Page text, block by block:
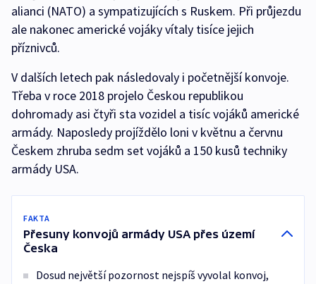
alianci (NATO) a sympatizujících s Ruskem. Při průjezdu
ale nakonec americké vojáky vítaly tisíce jejich
příznivců.
V dalších letech pak následovaly i početnější konvoje.
Třeba v roce 2018 projelo Českou republikou
dohromady asi čtyři sta vozidel a tisíc vojáků americké
armády. Naposledy projíždělo loni v květnu a červnu
Českem zhruba sedm set vojáků a 150 kusů techniky
armády USA.
FAKTA
Přesuny konvojů armády USA přes území
Česka
Dosud největší pozornost nejspíš vyvolal konvoj,